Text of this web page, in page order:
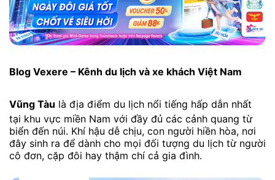
Blog Vexere – Kênh du lịch và xe khách Việt Nam
Vũng Tàu là địa điểm du lịch nổi tiếng hấp dẫn nhất
tại khu vực miền Nam với đầy đủ các cảnh quang từ
biển đến núi. Khí hậu dễ chịu, con người hiền hòa, nơi
đây sinh ra để dành cho mọi đối tượng du lịch từ người
cô đơn, cặp đôi hay thậm chí cả gia đình.